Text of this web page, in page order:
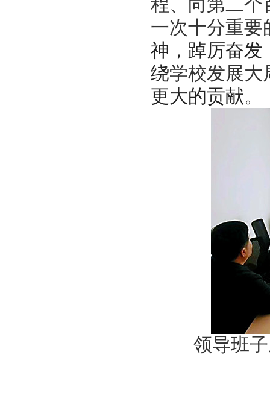
程、向第二个
一次十分重要
神，踔厉奋发
绕学校发展大
更大的贡献。
领导班